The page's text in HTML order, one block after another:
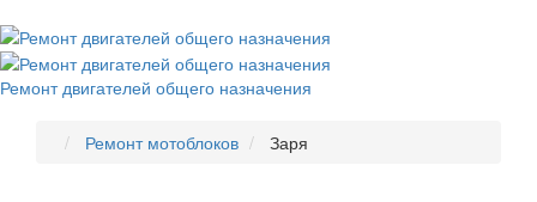
Ремонт двигателей общего назначения
Ремонт мотоблоков Заря